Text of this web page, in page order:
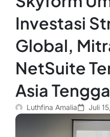
Investasi
Global,
NetSuite
Asia
Luthfina Amalia Juli